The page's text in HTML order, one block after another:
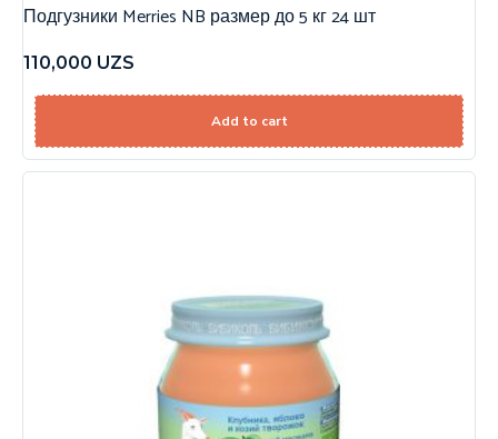
Подгузники Merries NB размер до 5 кг 24 шт
110,000 UZS
Add to cart